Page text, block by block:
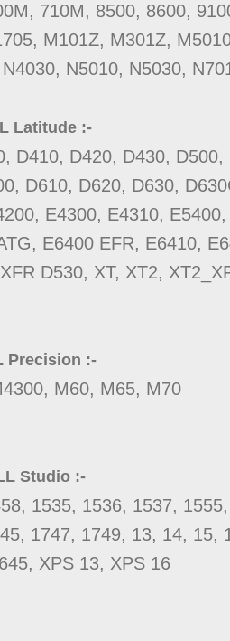
710M, 8500, 8600,
M101Z, M301Z,
N5010, N5030,
Latitude :-
D410, D420, D430, D500,
D610, D620, D630,
E4300, E4310, E5400,
E6400 EFR, E6410,
D530, XT, XT2,
Precision :-
M60, M65, M70
Studio :-
1535, 1536, 1537,
1747, 1749, 13, 14, 15,
XPS 13, XPS 16